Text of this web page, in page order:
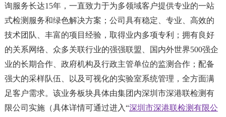
询服务长达15年，一直致力于为多领域客户提供专业的一站
式检测服务和绿色解决方案；公司具有稳定、专业、高效的
技术团队、丰富的项目经验，取得业内多项专利；拥有良好
的关系网络、众多关联行业的强强联盟、国内外世界500强企
业的长期合作、政府机构及行政主管单位的监测合作；配备
强大的采样队伍、以及可视化的实验室系统管理，全方面满
足客户需求。该业务板块具体由集团内深圳市深港联检测有
限公司实施（具体详情可通过进入“深圳市深港联检测有限公